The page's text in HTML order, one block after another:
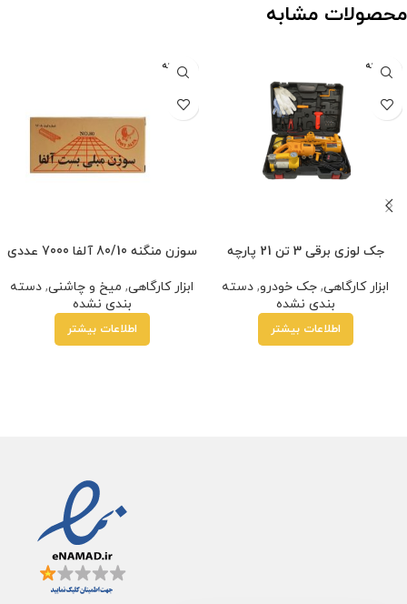
محصولات مشابه
فروخته
شده
جک لوزی برقی 3 تن 21 پارچه
ابزار کارگاهی, جک خودرو, دسته
بندی نشده
اطلاعات بیشتر
فروخته
شده
سوزن منگنه 80/10 آلفا 7000 عددی
ابزار کارگاهی, میخ و چاشنی, دسته
بندی نشده
اطلاعات بیشتر